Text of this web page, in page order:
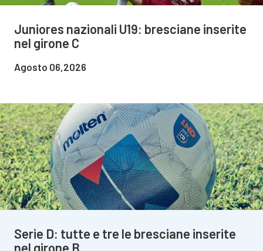
Juniores nazionali U19: bresciane inserite
nel girone C
Agosto 06,2026
Serie D: tutte e tre le bresciane inserite
nel girone B